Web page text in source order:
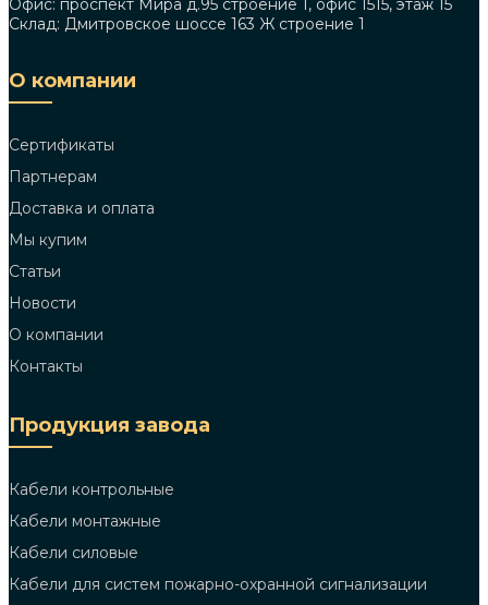
Офис: проспект Мира д.95 строение 1, офис 1515, этаж 15
Склад: Дмитровское шоссе 163 Ж строение 1
О компании
Сертификаты
Партнерам
Доставка и оплата
Мы купим
Статьи
Новости
О компании
Контакты
Продукция завода
Кабели контрольные
Кабели монтажные
Кабели силовые
Кабели для систем пожарно-охранной сигнализации